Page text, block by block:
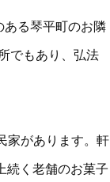
る琴平町のお隣
でもあり、弘法
家があります。軒
続く老舗のお菓子